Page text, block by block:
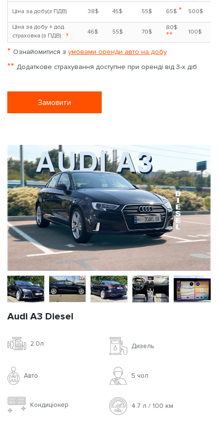
Ціна за добу(з ПДВ) 38$ 45$ 55$ 65$ * 500$
Ціна за добу + дод.
страховка (з ПДВ)
?
46$ 55$ 70$
80$
** 100$
* Ознайомитися з умовами оренди авто на добу
** Додаткове страхування доступне при оренді від 3-х діб
Замовити
Audi A3 Diesel
2.0л Дизель
Авто 5 чoл
Кондиціонер 4.7 л / 100 км